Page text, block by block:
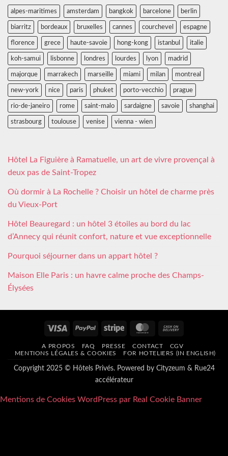
alpes-maritimes amsterdam bangkok barcelone berlin
biarritz bordeaux bruxelles cannes courchevel espagne
florence grece haute-savoie hong-kong istanbul italie
koh-samui lisbonne londres lourdes lyon madrid
majorque marrakech marseille miami milan montreal
new-york nice paris phuket porto-vecchio prague
rio-de-janeiro rome saint-malo sardaigne savoie shanghai
strasbourg toulouse venise vienna - wien
Hôtel La Figuière à Ramatuelle, un art de vivre provençal à
deux pas de Saint-Tropez
Où dormir à La Rochelle ? Choisir un hôtel de charme près
du Vieux-Port
Hôtel Beauregard : un hôtel 3 étoiles au bord du lac
d’Annecy qui réunit confort, nature et vue exceptionnelle
Pourquoi séjourner dans un appart hôtel ?
Maison Elle Paris : un havre calme proche des Champs-
Élysées
Visa PayPal Stripe MasterCard
Delivery
A PROPOS FAQ PRESSE CONTACT
CGV
MENTIONS LÉGALES & COOKIES
FOR HOTELIERS (IN ENGLISH)
Copyright 2025 © Hôtels Privés. Powered by Cityzeum & Rue24
accélérateur
Mentions de Cookies WordPress par Real Cookie Banner